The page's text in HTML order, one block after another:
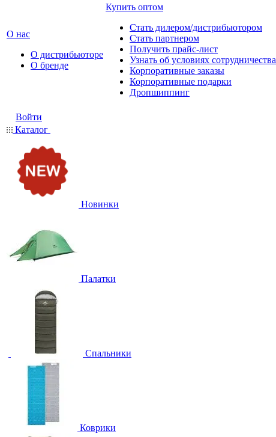
О нас
О дистрибьюторе
О бренде
Купить оптом
Стать дилером/дистрибьютором
Стать партнером
Получить прайс-лист
Узнать об условиях сотрудничества
Корпоративные заказы
Корпоративные подарки
Дропшиппинг
Войти
Каталог
Новинки
Палатки
Спальники
Коврики